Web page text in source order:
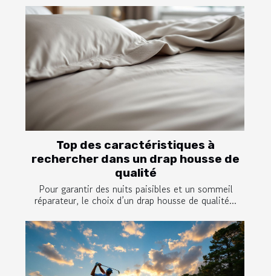
Top des caractéristiques à
rechercher dans un drap housse de
qualité
Pour garantir des nuits paisibles et un sommeil
réparateur, le choix d’un drap housse de qualité...